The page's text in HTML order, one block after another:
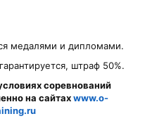
медалями и дипломами.
штраф 50%.
соревнований
на сайтахwww.o-